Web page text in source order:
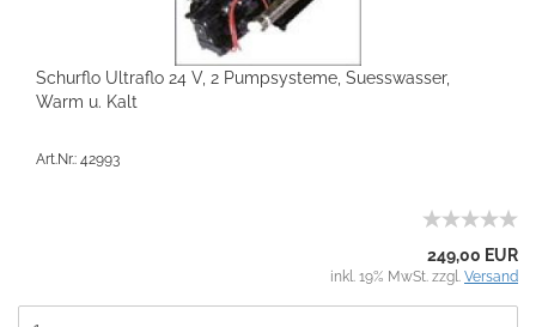
Schurflo Ultraflo 24 V, 2 Pumpsysteme, Suesswasser,
Warm u. Kalt
Art.Nr.: 42993
249,00 EUR
inkl. 19% MwSt. zzgl. Versand